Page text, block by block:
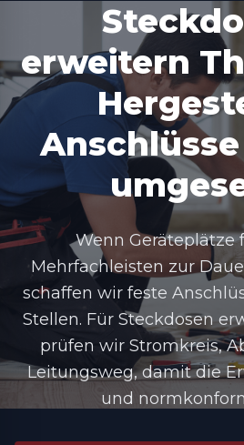
erweitern
Wenn Geräteplätze
Mehrfachleisten zur
schaffen wir feste
Stellen. Für Steckdosen
prüfen wir Stromkreis,
Leitungsweg, damit die
und